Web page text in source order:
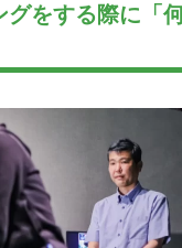
グをする際に「